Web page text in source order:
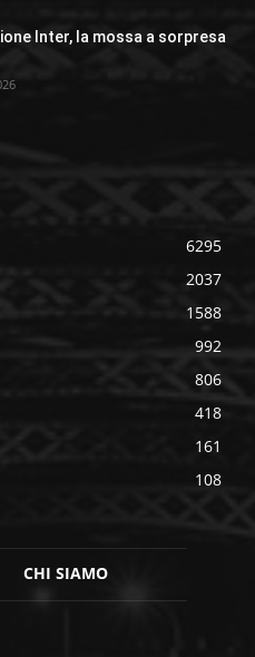
Inter, la mossa a sorpresa
6295
2037
1588
992
806
418
161
108
CHI SIAMO